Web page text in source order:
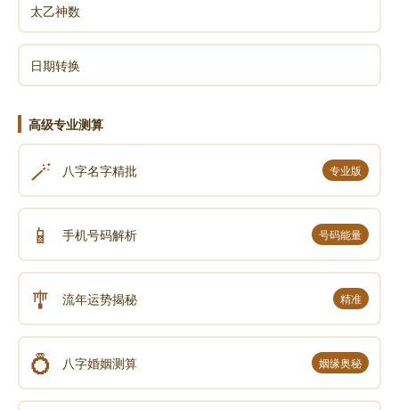
太乙神数
日期转换
高级专业测算
🪄 八字名字精批 专业版
📱 手机号码解析 号码能量
🎐 流年运势揭秘 精准
💍 八字婚姻测算 姻缘奥秘